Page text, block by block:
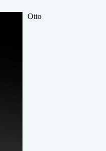
Otto